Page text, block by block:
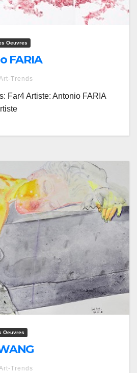
Oeuvres
FARIA
Trends
Far4 Artiste: Antonio FARIA
Oeuvres
Trends